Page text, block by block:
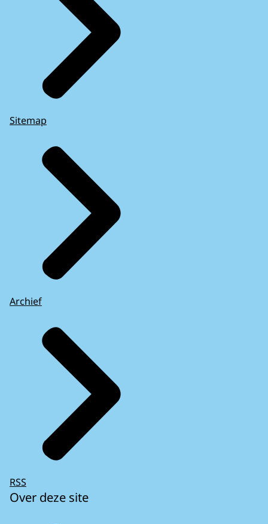
Sitemap
Archief
RSS
Over deze site